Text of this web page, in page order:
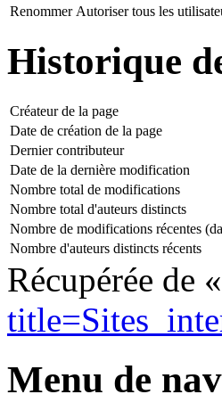
Renommer Autoriser tous les
Historique
Créateur de la page
Date de création de la page
Dernier contributeur
Date de la dernière modification
Nombre total de modifications
Nombre total d'auteurs distincts
Nombre de modifications récentes
Nombre d'auteurs distincts récents
Récupérée de «
Menu de